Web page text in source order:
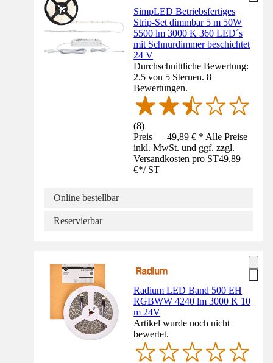
SimpLED Betriebsfertiges
Strip-Set dimmbar 5 m 50W
5500 lm 3000 K 360 LED´s
mit Schnurdimmer beschichtet
24 V
Durchschnittliche Bewertung:
2.5 von 5 Sternen. 8
Bewertungen.
(8)
Preis — 49,89 € * Alle Preise
inkl. MwSt. und ggf. zzgl.
Versandkosten pro ST49,89
€*/ ST
Online bestellbar
Reservierbar
Radium LED Band 500 EH
RGBWW 4240 lm 3000 K 10
m 24V
Artikel wurde noch nicht
bewertet.